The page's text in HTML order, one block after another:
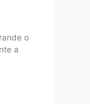
o
a